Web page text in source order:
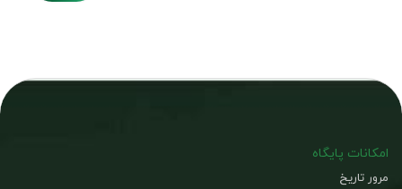
امکانات پایگاه
مرور تاریخ